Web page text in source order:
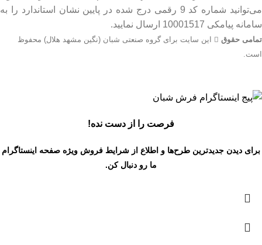
می‌توانید شماره کد 9 رقمی درج شده در پایین نشان استاندارد را به
سامانه پیامکی 10001517 ارسال نمایید.
تمامی حقوق
این سایت برای گروه صنعتی شبان (نگین مشهد هلال) محفوظ
است.
فرصت را از دست نده!
برای دیدن جدیدترین طرح‌ها و اطلاع از شرایط فروش ویژه صفحه اینستاگرام
ما رو دنبال کن.